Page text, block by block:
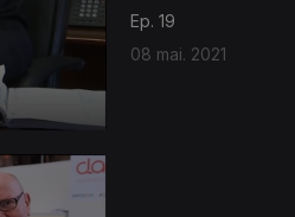
Ep. 19
08 mai. 2021